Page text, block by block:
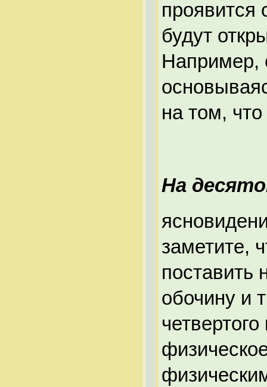
будут
Например,
на том,
На
заметите,
поставить
обочину и